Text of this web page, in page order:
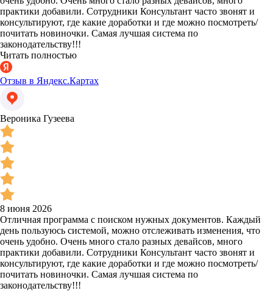
практики добавили. Сотрудники Консультант часто звонят и
консультируют, где какие доработки и где можно посмотреть/
почитать новиночки. Самая лучшая система по
законодательству!!!
Читать полностью
Отзыв в Яндекс.Картах
Вероника Гузеева
8 июня 2026
Отличная программа с поиском нужных документов. Каждый
день пользуюсь системой, можно отслеживать изменения, что
очень удобно. Очень много стало разных девайсов, много
практики добавили. Сотрудники Консультант часто звонят и
консультируют, где какие доработки и где можно посмотреть/
почитать новиночки. Самая лучшая система по
законодательству!!!